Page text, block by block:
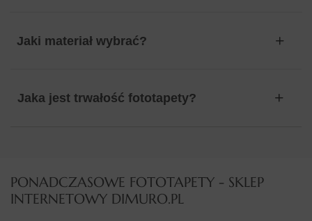
Jaki materiał wybrać?
Jaka jest trwałość fototapety?
PONADCZASOWE FOTOTAPETY - SKLEP
INTERNETOWY DIMURO.PL​